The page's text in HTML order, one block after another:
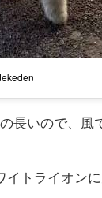
長いので、風
イトライオン